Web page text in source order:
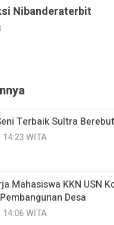
Nibanderaterbit
Terbaik Sultra
WITA
Mahasiswa KKN USN
Desa
WITA